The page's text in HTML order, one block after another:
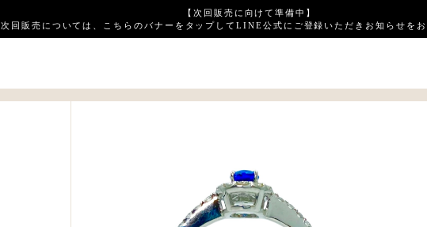
【次回販売に向けて準備中】
次回販売については、こちらのバナーをタップしてLINE公式にご登録いただきお知らせを